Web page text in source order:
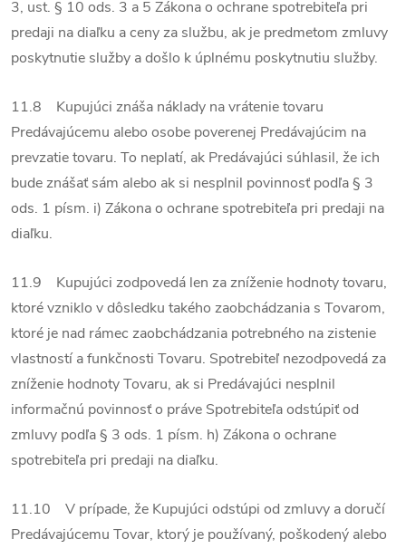
3, ust. § 10 ods. 3 a 5 Zákona o ochrane spotrebiteľa pri
predaji na diaľku a ceny za službu, ak je predmetom zmluvy
poskytnutie služby a došlo k úplnému poskytnutiu služby.
11.8 Kupujúci znáša náklady na vrátenie tovaru
Predávajúcemu alebo osobe poverenej Predávajúcim na
prevzatie tovaru. To neplatí, ak Predávajúci súhlasil, že ich
bude znášať sám alebo ak si nesplnil povinnosť podľa § 3
ods. 1 písm. i) Zákona o ochrane spotrebiteľa pri predaji na
diaľku.
11.9 Kupujúci zodpovedá len za zníženie hodnoty tovaru,
ktoré vzniklo v dôsledku takého zaobchádzania s Tovarom,
ktoré je nad rámec zaobchádzania potrebného na zistenie
vlastností a funkčnosti Tovaru. Spotrebiteľ nezodpovedá za
zníženie hodnoty Tovaru, ak si Predávajúci nesplnil
informačnú povinnosť o práve Spotrebiteľa odstúpiť od
zmluvy podľa § 3 ods. 1 písm. h) Zákona o ochrane
spotrebiteľa pri predaji na diaľku.
11.10 V prípade, že Kupujúci odstúpi od zmluvy a doručí
Predávajúcemu Tovar, ktorý je používaný, poškodený alebo